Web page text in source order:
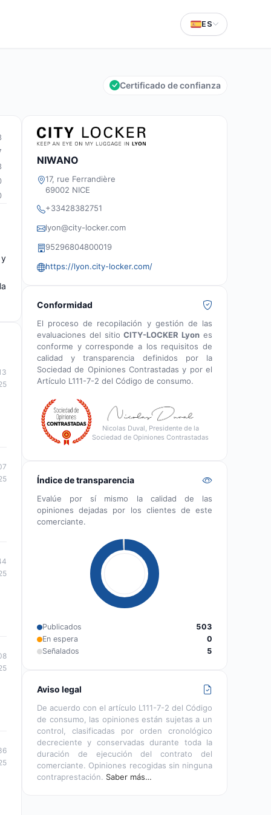
ES
Certificado de confianza
y
NIWANO
17, rue Ferrandière
69002 NICE
+33428382751
lyon@city-locker.com
95296804800019
https://lyon.city-locker.com/
Conformidad
El proceso de recopilación y gestión de las
evaluaciones del sitioCITY-LOCKER Lyon es
conforme y corresponde a los requisitos de
calidad y transparencia definidos por la
Sociedad de Opiniones Contrastadas y por el
Artículo L111-7-2 del Código de consumo.
Nicolas Duval, Presidente de la
Sociedad de Opiniones Contrastadas
Índice de transparencia
Evalúe por sí mismo la calidad de las
opiniones dejadas por los clientes de este
comerciante.
Publicados
503
En espera
0
Señalados
5
Aviso legal
De acuerdo con el artículo L111-7-2 del Código
de consumo, las opiniones están sujetas a un
control, clasificadas por orden cronológico
decreciente y conservadas durante toda la
duración de ejecución del contrato del
comerciante. Opiniones recogidas sin ninguna
contraprestación. Saber más…